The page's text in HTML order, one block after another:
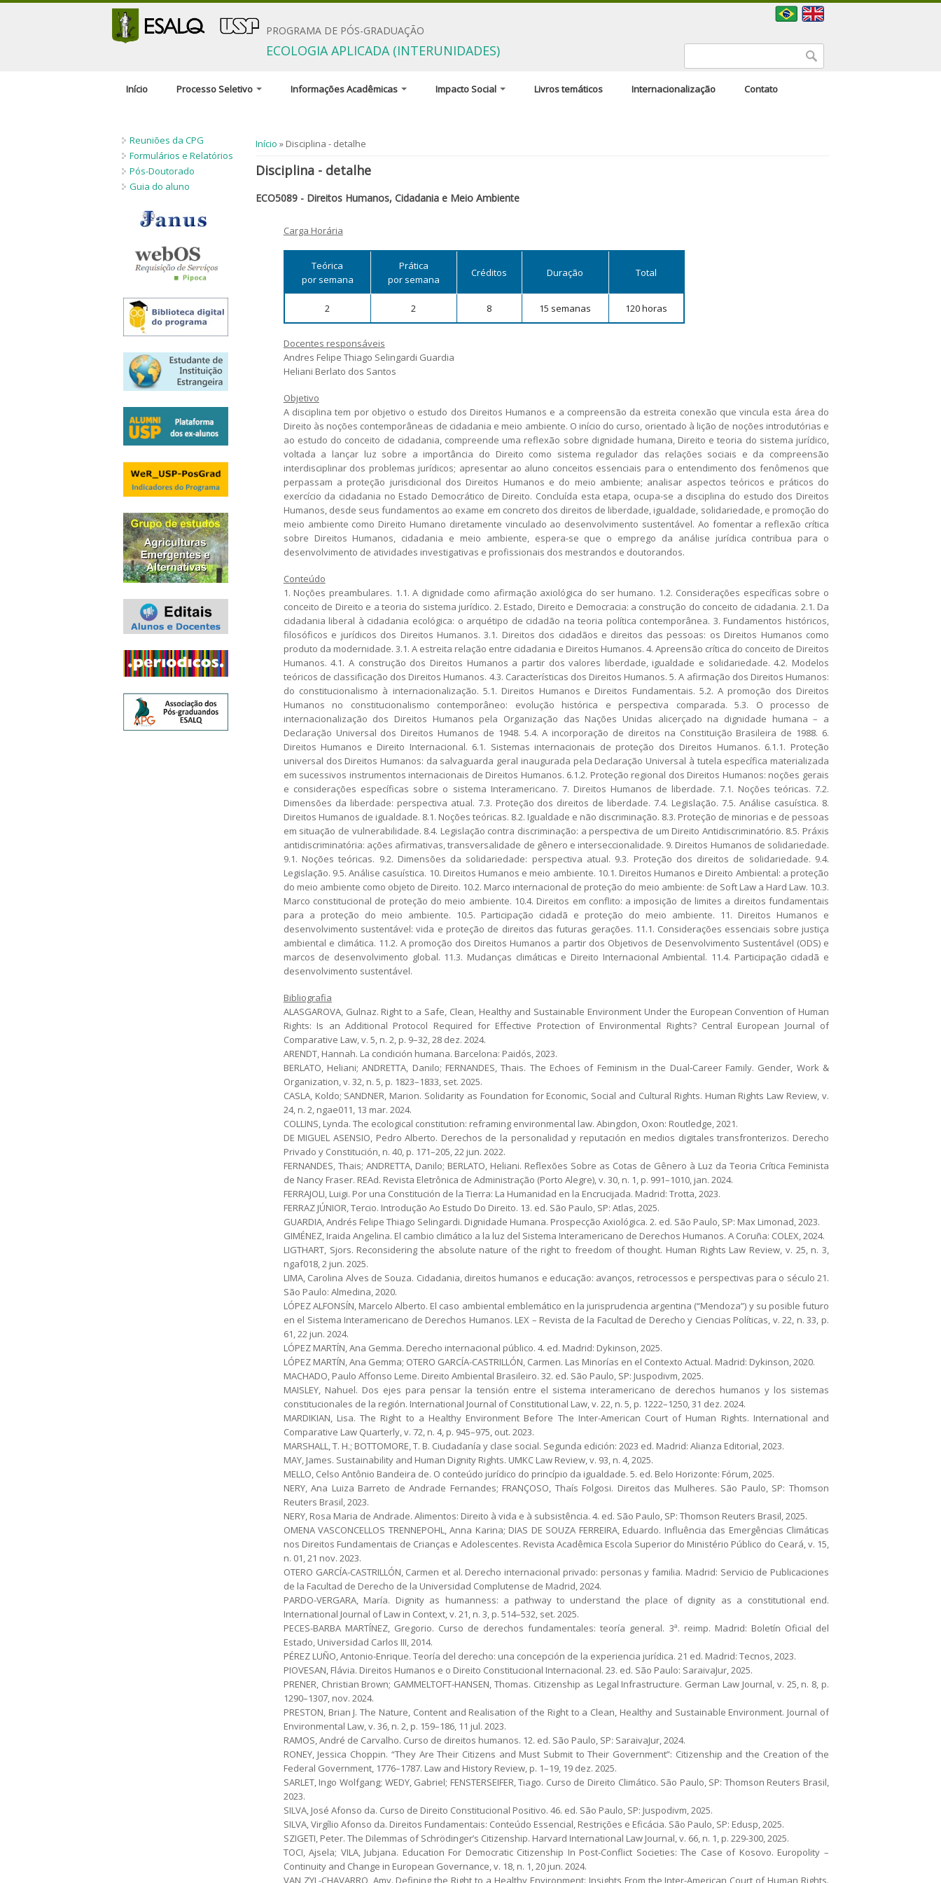
PROGRAMA DE PÓS-GRADUAÇÃO
ECOLOGIA APLICADA (INTERUNIDADES)
Início Processo Seletivo
Documentação solicitada
Condições gerais
Critérios de seleção
Afirmativas
número de vagas
Candidatos estrangeiros
Bolsas
Inscrições recebidas
Resultado da seleção
Informações Acadêmicas
Orientadores e linhas de
Disciplinas do programa
Normas, regimentos e
Impacto Social Livros temáticos Internacionalização Contato
Você está aqui
Início » Disciplina - detalhe
Disciplina - detalhe
ECO5089 - Direitos Humanos, Cidadania e Meio Ambiente
Carga Horária
Teórica
por semana
Prática
por semana
Créditos Duração Total
2 2 8 15 semanas 120 horas
Docentes responsáveis
Andres Felipe Thiago Selingardi Guardia
Heliani Berlato dos Santos
Objetivo
A disciplina tem por objetivo o estudo dos Direitos Humanos e a compreensão da estreita conexão que vincula esta área do
Direito às noções contemporâneas de cidadania e meio ambiente. O início do curso, orientado à lição de noções introdutórias e
ao estudo do conceito de cidadania, compreende uma reflexão sobre dignidade humana, Direito e teoria do sistema jurídico,
voltada a lançar luz sobre a importância do Direito como sistema regulador das relações sociais e da compreensão
interdisciplinar dos problemas jurídicos; apresentar ao aluno conceitos essenciais para o entendimento dos fenômenos que
perpassam a proteção jurisdicional dos Direitos Humanos e do meio ambiente; analisar aspectos teóricos e práticos do
exercício da cidadania no Estado Democrático de Direito. Concluída esta etapa, ocupa-se a disciplina do estudo dos Direitos
Humanos, desde seus fundamentos ao exame em concreto dos direitos de liberdade, igualdade, solidariedade, e promoção do
meio ambiente como Direito Humano diretamente vinculado ao desenvolvimento sustentável. Ao fomentar a reflexão crítica
sobre Direitos Humanos, cidadania e meio ambiente, espera-se que o emprego da análise jurídica contribua para o
desenvolvimento de atividades investigativas e profissionais dos mestrandos e doutorandos.
Conteúdo
1. Noções preambulares. 1.1. A dignidade como afirmação axiológica do ser humano. 1.2. Considerações específicas sobre o
conceito de Direito e a teoria do sistema jurídico. 2. Estado, Direito e Democracia: a construção do conceito de cidadania. 2.1. Da
cidadania liberal à cidadania ecológica: o arquétipo de cidadão na teoria política contemporânea. 3. Fundamentos históricos,
filosóficos e jurídicos dos Direitos Humanos. 3.1. Direitos dos cidadãos e direitos das pessoas: os Direitos Humanos como
produto da modernidade. 3.1. A estreita relação entre cidadania e Direitos Humanos. 4. Apreensão crítica do conceito de Direitos
Humanos. 4.1. A construção dos Direitos Humanos a partir dos valores liberdade, igualdade e solidariedade. 4.2. Modelos
teóricos de classificação dos Direitos Humanos. 4.3. Características dos Direitos Humanos. 5. A afirmação dos Direitos Humanos:
do constitucionalismo à internacionalização. 5.1. Direitos Humanos e Direitos Fundamentais. 5.2. A promoção dos Direitos
Humanos no constitucionalismo contemporâneo: evolução histórica e perspectiva comparada. 5.3. O processo de
internacionalização dos Direitos Humanos pela Organização das Nações Unidas alicerçado na dignidade humana – a
Declaração Universal dos Direitos Humanos de 1948. 5.4. A incorporação de direitos na Constituição Brasileira de 1988. 6.
Direitos Humanos e Direito Internacional. 6.1. Sistemas internacionais de proteção dos Direitos Humanos. 6.1.1. Proteção
universal dos Direitos Humanos: da salvaguarda geral inaugurada pela Declaração Universal à tutela específica materializada
em sucessivos instrumentos internacionais de Direitos Humanos. 6.1.2. Proteção regional dos Direitos Humanos: noções gerais
e considerações específicas sobre o sistema Interamericano. 7. Direitos Humanos de liberdade. 7.1. Noções teóricas. 7.2.
Dimensões da liberdade: perspectiva atual. 7.3. Proteção dos direitos de liberdade. 7.4. Legislação. 7.5. Análise casuística. 8.
Direitos Humanos de igualdade. 8.1. Noções teóricas. 8.2. Igualdade e não discriminação. 8.3. Proteção de minorias e de pessoas
em situação de vulnerabilidade. 8.4. Legislação contra discriminação: a perspectiva de um Direito Antidiscriminatório. 8.5. Práxis
antidiscriminatória: ações afirmativas, transversalidade de gênero e interseccionalidade. 9. Direitos Humanos de solidariedade.
9.1. Noções teóricas. 9.2. Dimensões da solidariedade: perspectiva atual. 9.3. Proteção dos direitos de solidariedade. 9.4.
Legislação. 9.5. Análise casuística. 10. Direitos Humanos e meio ambiente. 10.1. Direitos Humanos e Direito Ambiental: a proteção
do meio ambiente como objeto de Direito. 10.2. Marco internacional de proteção do meio ambiente: de Soft Law a Hard Law. 10.3.
Marco constitucional de proteção do meio ambiente. 10.4. Direitos em conflito: a imposição de limites a direitos fundamentais
para a proteção do meio ambiente. 10.5. Participação cidadã e proteção do meio ambiente. 11. Direitos Humanos e
desenvolvimento sustentável: vida e proteção de direitos das futuras gerações. 11.1. Considerações essenciais sobre justiça
ambiental e climática. 11.2. A promoção dos Direitos Humanos a partir dos Objetivos de Desenvolvimento Sustentável (ODS) e
marcos de desenvolvimento global. 11.3. Mudanças climáticas e Direito Internacional Ambiental. 11.4. Participação cidadã e
desenvolvimento sustentável.
Bibliografia
ALASGAROVA, Gulnaz. Right to a Safe, Clean, Healthy and Sustainable Environment Under the European Convention of Human
Rights: Is an Additional Protocol Required for Effective Protection of Environmental Rights? Central European Journal of
Comparative Law, v. 5, n. 2, p. 9–32, 28 dez. 2024.
ARENDT, Hannah. La condición humana. Barcelona: Paidós, 2023.
BERLATO, Heliani; ANDRETTA, Danilo; FERNANDES, Thais. The Echoes of Feminism in the Dual‐Career Family. Gender, Work &
Organization, v. 32, n. 5, p. 1823–1833, set. 2025.
CASLA, Koldo; SANDNER, Marion. Solidarity as Foundation for Economic, Social and Cultural Rights. Human Rights Law Review, v.
24, n. 2, ngae011, 13 mar. 2024.
COLLINS, Lynda. The ecological constitution: reframing environmental law. Abingdon, Oxon: Routledge, 2021.
DE MIGUEL ASENSIO, Pedro Alberto. Derechos de la personalidad y reputación en medios digitales transfronterizos. Derecho
Privado y Constitución, n. 40, p. 171–205, 22 jun. 2022.
FERNANDES, Thais; ANDRETTA, Danilo; BERLATO, Heliani. Reflexões Sobre as Cotas de Gênero à Luz da Teoria Crítica Feminista
de Nancy Fraser. REAd. Revista Eletrônica de Administração (Porto Alegre), v. 30, n. 1, p. 991–1010, jan. 2024.
FERRAJOLI, Luigi. Por una Constitución de la Tierra: La Humanidad en la Encrucijada. Madrid: Trotta, 2023.
FERRAZ JÚNIOR, Tercio. Introdução Ao Estudo Do Direito. 13. ed. São Paulo, SP: Atlas, 2025.
GUARDIA, Andrés Felipe Thiago Selingardi. Dignidade Humana. Prospecção Axiológica. 2. ed. São Paulo, SP: Max Limonad, 2023.
GIMÉNEZ, Iraida Angelina. El cambio climático a la luz del Sistema Interamericano de Derechos Humanos. A Coruña: COLEX, 2024.
LIGTHART, Sjors. Reconsidering the absolute nature of the right to freedom of thought. Human Rights Law Review, v. 25, n. 3,
ngaf018, 2 jun. 2025.
LIMA, Carolina Alves de Souza. Cidadania, direitos humanos e educação: avanços, retrocessos e perspectivas para o século 21.
São Paulo: Almedina, 2020.
LÓPEZ ALFONSÍN, Marcelo Alberto. El caso ambiental emblemático en la jurisprudencia argentina (“Mendoza”) y su posible futuro
en el Sistema Interamericano de Derechos Humanos. LEX – Revista de la Facultad de Derecho y Ciencias Políticas, v. 22, n. 33, p.
61, 22 jun. 2024.
LÓPEZ MARTÍN, Ana Gemma. Derecho internacional público. 4. ed. Madrid: Dykinson, 2025.
LÓPEZ MARTÍN, Ana Gemma; OTERO GARCÍA-CASTRILLÓN, Carmen. Las Minorías en el Contexto Actual. Madrid: Dykinson, 2020.
MACHADO, Paulo Affonso Leme. Direito Ambiental Brasileiro. 32. ed. São Paulo, SP: Juspodivm, 2025.
MAISLEY, Nahuel. Dos ejes para pensar la tensión entre el sistema interamericano de derechos humanos y los sistemas
constitucionales de la región. International Journal of Constitutional Law, v. 22, n. 5, p. 1222–1250, 31 dez. 2024.
MARDIKIAN, Lisa. The Right to a Healthy Environment Before The Inter-American Court of Human Rights. International and
Comparative Law Quarterly, v. 72, n. 4, p. 945–975, out. 2023.
MARSHALL, T. H.; BOTTOMORE, T. B. Ciudadanía y clase social. Segunda edición: 2023 ed. Madrid: Alianza Editorial, 2023.
MAY, James. Sustainability and Human Dignity Rights. UMKC Law Review, v. 93, n. 4, 2025.
MELLO, Celso Antônio Bandeira de. O conteúdo jurídico do princípio da igualdade. 5. ed. Belo Horizonte: Fórum, 2025.
NERY, Ana Luiza Barreto de Andrade Fernandes; FRANÇOSO, Thaís Folgosi. Direitos das Mulheres. São Paulo, SP: Thomson
Reuters Brasil, 2023.
NERY, Rosa Maria de Andrade. Alimentos: Direito à vida e à subsistência. 4. ed. São Paulo, SP: Thomson Reuters Brasil, 2025.
OMENA VASCONCELLOS TRENNEPOHL, Anna Karina; DIAS DE SOUZA FERREIRA, Eduardo. Influência das Emergências Climáticas
nos Direitos Fundamentais de Crianças e Adolescentes. Revista Acadêmica Escola Superior do Ministério Público do Ceará, v. 15,
n. 01, 21 nov. 2023.
OTERO GARCÍA-CASTRILLÓN, Carmen et al. Derecho internacional privado: personas y familia. Madrid: Servicio de Publicaciones
de la Facultad de Derecho de la Universidad Complutense de Madrid, 2024.
PARDO-VERGARA, María. Dignity as humanness: a pathway to understand the place of dignity as a constitutional end.
International Journal of Law in Context, v. 21, n. 3, p. 514–532, set. 2025.
PECES-BARBA MARTÍNEZ, Gregorio. Curso de derechos fundamentales: teoría general. 3ª. reimp. Madrid: Boletín Oficial del
Estado, Universidad Carlos III, 2014.
PÉREZ LUÑO, Antonio-Enrique. Teoría del derecho: una concepción de la experiencia jurídica. 21 ed. Madrid: Tecnos, 2023.
PIOVESAN, Flávia. Direitos Humanos e o Direito Constitucional Internacional. 23. ed. São Paulo: SaraivaJur, 2025.
PRENER, Christian Brown; GAMMELTOFT-HANSEN, Thomas. Citizenship as Legal Infrastructure. German Law Journal, v. 25, n. 8, p.
1290–1307, nov. 2024.
PRESTON, Brian J. The Nature, Content and Realisation of the Right to a Clean, Healthy and Sustainable Environment. Journal of
Environmental Law, v. 36, n. 2, p. 159–186, 11 jul. 2023.
RAMOS, André de Carvalho. Curso de direitos humanos. 12. ed. São Paulo, SP: SaraivaJur, 2024.
RONEY, Jessica Choppin. “They Are Their Citizens and Must Submit to Their Government”: Citizenship and the Creation of the
Federal Government, 1776–1787. Law and History Review, p. 1–19, 19 dez. 2025.
SARLET, Ingo Wolfgang; WEDY, Gabriel; FENSTERSEIFER, Tiago. Curso de Direito Climático. São Paulo, SP: Thomson Reuters Brasil,
2023.
SILVA, José Afonso da. Curso de Direito Constitucional Positivo. 46. ed. São Paulo, SP: Juspodivm, 2025.
SILVA, Virgílio Afonso da. Direitos Fundamentais: Conteúdo Essencial, Restrições e Eficácia. São Paulo, SP: Edusp, 2025.
SZIGETI, Peter. The Dilemmas of Schrödinger’s Citizenship. Harvard International Law Journal, v. 66, n. 1, p. 229-300, 2025.
TOCI, Ajsela; VILA, Jubjana. Education For Democratic Citizenship In Post-Conflict Societies: The Case of Kosovo. Europolity –
Continuity and Change in European Governance, v. 18, n. 1, 20 jun. 2024.
VAN ZYL-CHAVARRO, Amy. Defining the Right to a Healthy Environment: Insights From the Inter-American Court of Human Rights.
Reuniões da CPG
Formulários e Relatórios
Pós-Doutorado
Guia do aluno